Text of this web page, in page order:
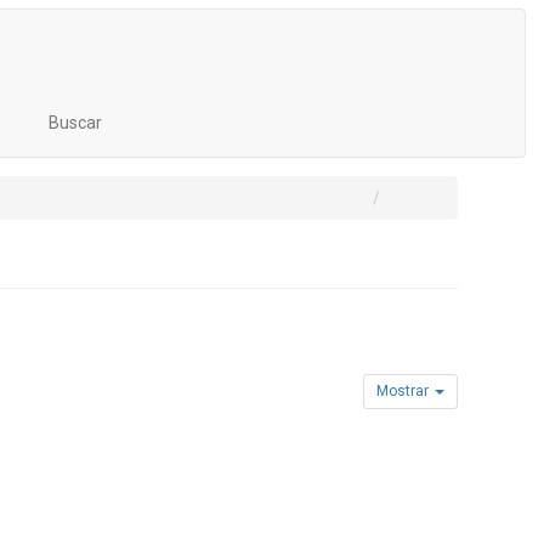
Buscar
Mostrar